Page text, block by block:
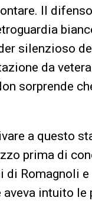
Il
silenzioso
da
sorprende
a questo
prima di
Romagnoli e
intuito